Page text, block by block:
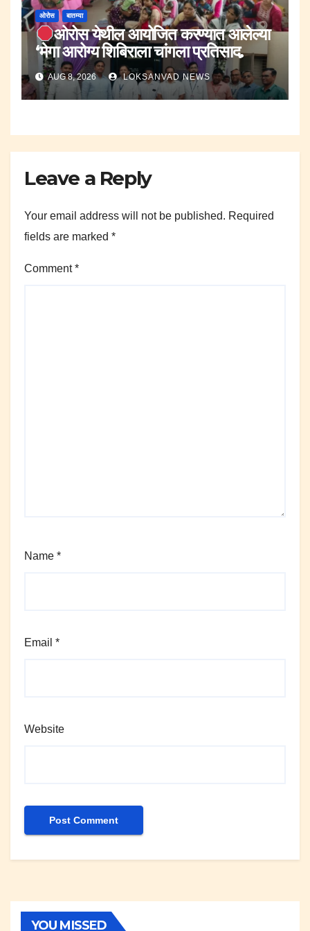
ओरोस बातम्या
ओरोस येथील आयोजित करण्यात आलेल्या
‘मेगा आरोग्य शिबिराला चांगला प्रतिसाद.
AUG 8, 2026 LOKSANVAD NEWS
Leave a Reply
Your email address will not be published. Required
fields are marked *
Comment*
Name *
Email *
Website
YOU MISSED